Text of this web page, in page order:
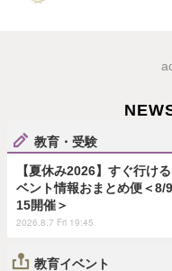
教育・受験
【夏休み2026】すぐ行け
ベント情報おまとめ便＜8/
15開催＞
2026.8.7 Fri 19:45
教育イベント